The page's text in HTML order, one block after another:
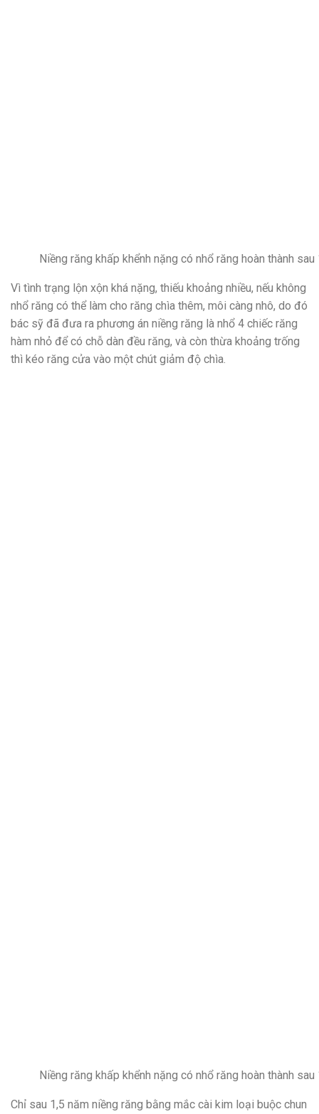
Niềng răng khấp khểnh nặng có nhổ răng hoàn thành sau
Vì tình trạng lộn xộn khá nặng, thiếu khoảng nhiều, nếu không
nhổ răng có thể làm cho răng chìa thêm, môi càng nhô, do đó
bác sỹ đã đưa ra phương án niềng răng là nhổ 4 chiếc răng
hàm nhỏ để có chỗ dàn đều răng, và còn thừa khoảng trống
thì kéo răng cửa vào một chút giảm độ chìa.
Niềng răng khấp khểnh nặng có nhổ răng hoàn thành sau
Chỉ sau 1,5 năm niềng răng bằng mắc cài kim loại buộc chun